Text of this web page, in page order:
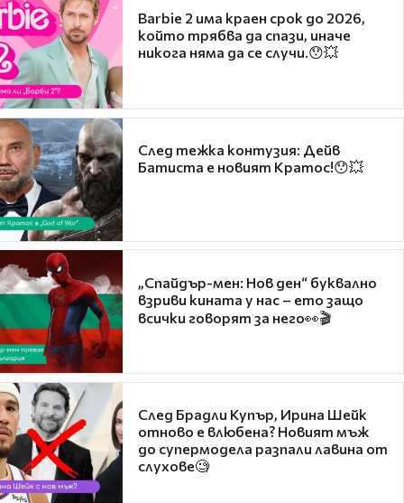
Barbie 2 има краен срок до 2026,
който трябва да спази, иначе
никога няма да се случи.😯💥
След тежка контузия: Дейв
Батиста е новият Кратос!😯💥
„Спайдър-мен: Нов ден“ буквално
взриви кината у нас – ето защо
всички говорят за него👀🎬
След Брадли Купър, Ирина Шейк
отново е влюбена? Новият мъж
до супермодела разпали лавина от
слухове🧐